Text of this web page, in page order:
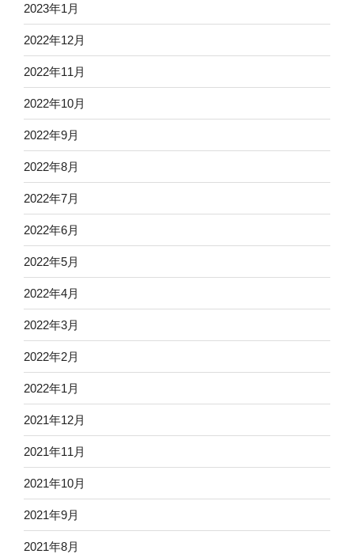
2023年1月
2022年12月
2022年11月
2022年10月
2022年9月
2022年8月
2022年7月
2022年6月
2022年5月
2022年4月
2022年3月
2022年2月
2022年1月
2021年12月
2021年11月
2021年10月
2021年9月
2021年8月